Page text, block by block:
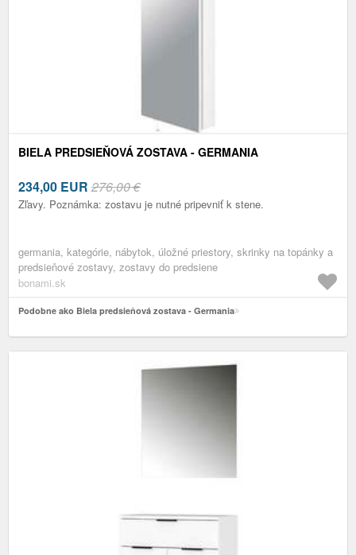
BIELA PREDSIEŇOVÁ ZOSTAVA - GERMANIA
234,00 EUR 276,00 €
Zľavy. Poznámka: zostavu je nutné pripevniť k stene.
germania, kategórie, nábytok, úložné priestory, skrinky na topánky a
predsieňové zostavy, zostavy do predsiene
bonami.sk
Podobne ako Biela predsieňová zostava - Germania